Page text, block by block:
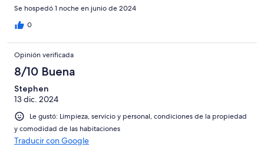
Se hospedó 1 noche en junio de 2024
0
Opinión verificada
8/10 Buena
Stephen
13 dic. 2024
Le gustó: Limpieza, servicio y personal, condiciones de la propiedad
y comodidad de las habitaciones
Traducir con Google